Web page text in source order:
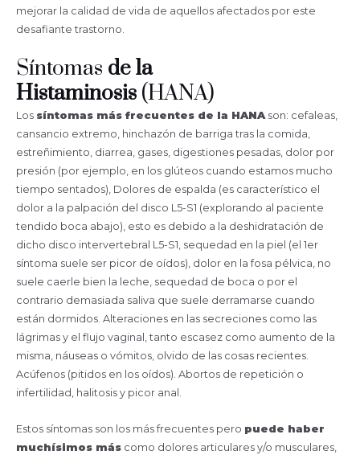
mejorar la calidad de vida de aquellos afectados por este
desafiante trastorno.
Síntomas de la
Histaminosis (HANA)
Los síntomas más frecuentes de la HANAson: cefaleas,
cansancio extremo, hinchazón de barriga tras la comida,
estreñimiento, diarrea, gases, digestiones pesadas, dolor por
presión (por ejemplo, en los glúteos cuando estamos mucho
tiempo sentados), Dolores de espalda (es característico el
dolor a la palpación del disco L5-S1 (explorando al paciente
tendido boca abajo), esto es debido a la deshidratación de
dicho disco intervertebral L5-S1, sequedad en la piel (el 1er
síntoma suele ser picor de oídos), dolor en la fosa pélvica, no
suele caerle bien la leche, sequedad de boca o por el
contrario demasiada saliva que suele derramarse cuando
están dormidos. Alteraciones en las secreciones como las
lágrimas y el flujo vaginal, tanto escasez como aumento de la
misma, náuseas o vómitos, olvido de las cosas recientes.
Acúfenos (pitidos en los oídos). Abortos de repetición o
infertilidad, halitosis y picor anal.
Estos síntomas son los más frecuentes pero puede haber
muchísimos más como dolores articulares y/o musculares,